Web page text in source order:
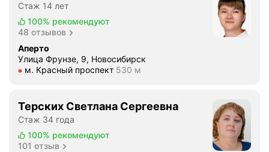
Стаж 14 лет
100% рекомендуют
48 отзывов
Аперто
Улица Фрунзе, 9, Новосибирск
Метро м. Красный проспект Расстояние 530 м
м. Красный проспект 530 м
Терских Светлана Сергеевна
Стаж 34 года
100% рекомендуют
101 отзыв